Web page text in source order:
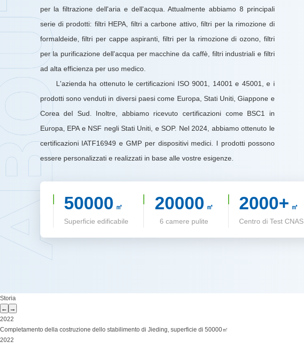
per la filtrazione dell'aria e dell'acqua. Attualmente abbiamo 8 principali
serie di prodotti: filtri HEPA, filtri a carbone attivo, filtri per la rimozione di
formaldeide, filtri per cappe aspiranti, filtri per la rimozione di ozono, filtri
per la purificazione dell'acqua per macchine da caffè, filtri industriali e filtri
ad alta efficienza per uso medico.
L'azienda ha ottenuto le certificazioni ISO 9001, 14001 e 45001, e i
prodotti sono venduti in diversi paesi come Europa, Stati Uniti, Giappone e
Corea del Sud. Inoltre, abbiamo ricevuto certificazioni come BSC1 in
Europa, EPA e NSF negli Stati Uniti, e SOP. Nel 2024, abbiamo ottenuto le
certificazioni IATF16949 e GMP per dispositivi medici. I prodotti possono
essere personalizzati e realizzati in base alle vostre esigenze.
50000 ㎡
Superficie edificabile
20000 ㎡
6 camere pulite
2000+ ㎡
Centro di Test CNAS
Storia
← →
2022
Completamento della costruzione dello stabilimento di Jieding, superficie di 50000㎡
2022